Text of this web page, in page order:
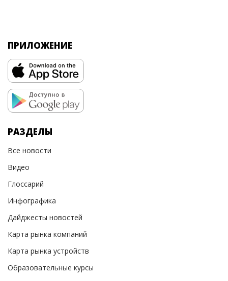
ПРИЛОЖЕНИЕ
РАЗДЕЛЫ
Все новости
Видео
Глоссарий
Инфографика
Дайджесты новостей
Карта рынка компаний
Карта рынка устройств
Образовательные курсы